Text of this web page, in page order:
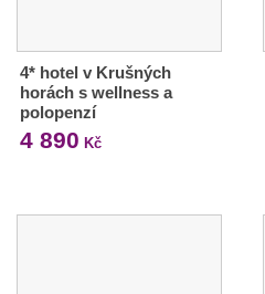
4* hotel v Krušných
horách s wellness a
polopenzí
4 890 Kč